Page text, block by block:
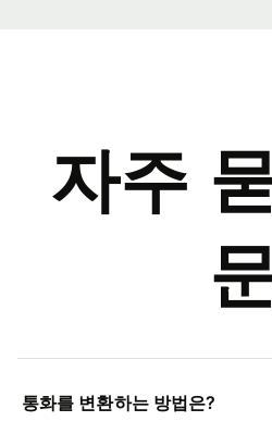
자주
통화를 변환하는 방법은?